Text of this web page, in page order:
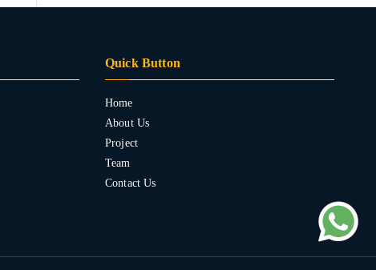
Quick Button
Home
About Us
Project
Team
Contact Us